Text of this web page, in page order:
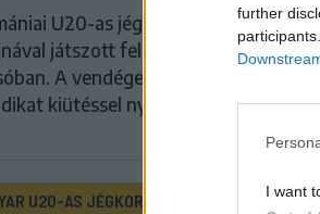
further
I want
U20-as jégkorong-válogatott
játszott felkészülési
A vendégek az elsőt szoros
kiütéssel nyerték.
U20-AS JÉGKORONG-VÁLOGATOTT